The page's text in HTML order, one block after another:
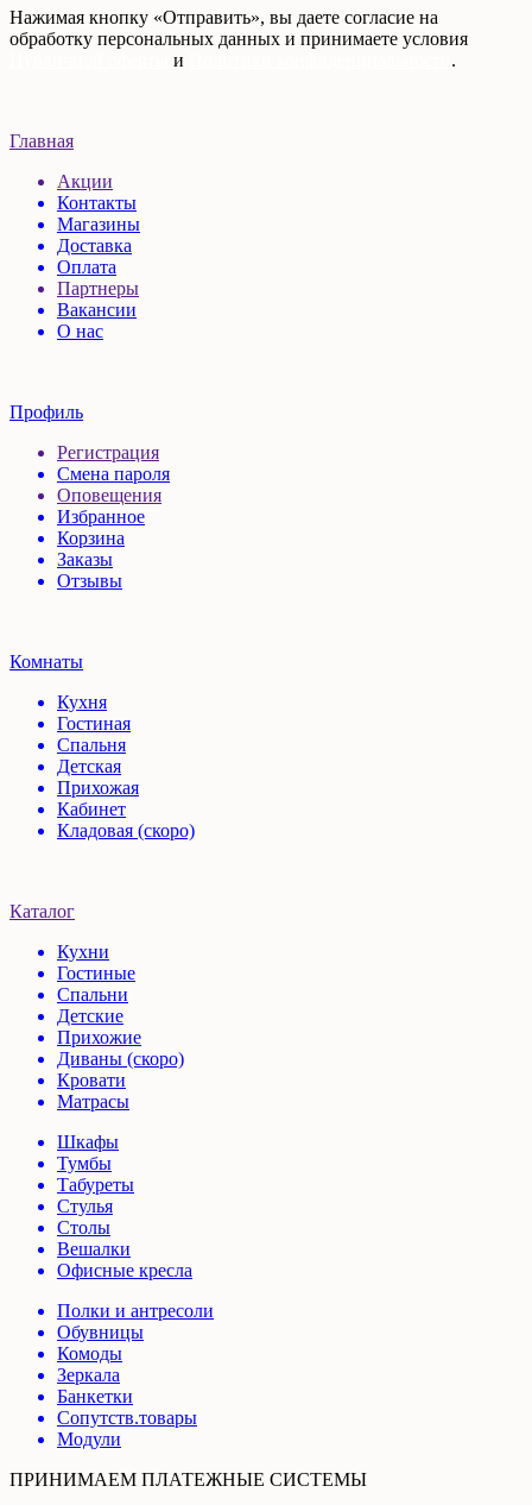
Нажимая кнопку «Отправить», вы даете согласие на
обработку персональных данных и принимаете условия
и .
Главная
Акции
Контакты
Магазины
Доставка
Оплата
Партнеры
Вакансии
О нас
Профиль
Регистрация
Смена пароля
Оповещения
Избранное
Корзина
Заказы
Отзывы
Комнаты
Кухня
Гостиная
Спальня
Детская
Прихожая
Кабинет
Кладовая (скоро)
Каталог
Кухни
Гостиные
Спальни
Детские
Прихожие
Диваны (скоро)
Кровати
Матрасы
Шкафы
Тумбы
Табуреты
Стулья
Столы
Вешалки
Офисные кресла
Полки и антресоли
Обувницы
Комоды
Зеркала
Банкетки
Сопутств.товары
Модули
ПРИНИМАЕМ ПЛАТЕЖНЫЕ СИСТЕМЫ